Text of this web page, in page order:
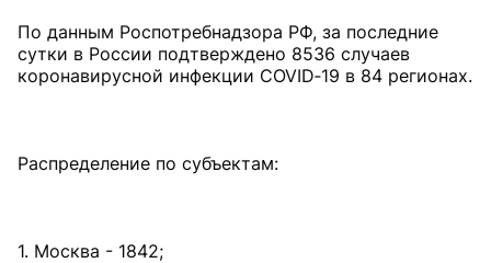
По данным Роспотребнадзора РФ, за последние
сутки в России подтверждено 8536 случаев
коронавирусной инфекции COVID‑19 в 84 регионах.
Распределение по субъектам:
1. Москва - 1842;